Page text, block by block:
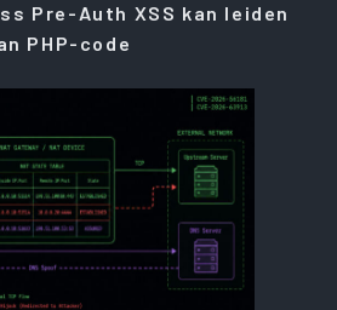
Pre-Auth XSS kan leiden
PHP-code